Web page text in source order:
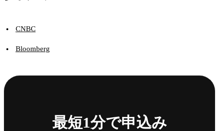
CNBC
Bloomberg
最短1分で申込み